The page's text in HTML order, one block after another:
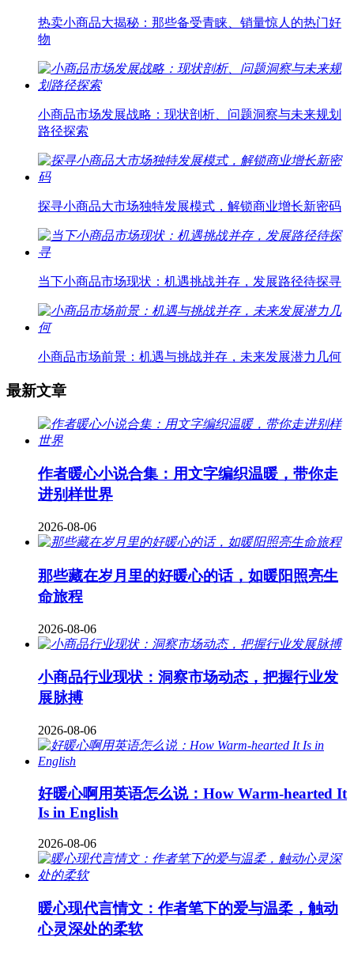
热卖小商品大揭秘：那些备受青睐、销量惊人的热门好
物
小商品市场发展战略：现状剖析、问题洞察与未来规划
路径探索
探寻小商品大市场独特发展模式，解锁商业增长新密码
当下小商品市场现状：机遇挑战并存，发展路径待探寻
小商品市场前景：机遇与挑战并存，未来发展潜力几何
最新文章
作者暖心小说合集：用文字编织温暖，带你走
进别样世界
2026-08-06
那些藏在岁月里的好暖心的话，如暖阳照亮生
命旅程
2026-08-06
小商品行业现状：洞察市场动态，把握行业发
展脉搏
2026-08-06
好暖心啊用英语怎么说：How Warm-hearted It
Is in English
2026-08-06
暖心现代言情文：作者笔下的爱与温柔，触动
心灵深处的柔软